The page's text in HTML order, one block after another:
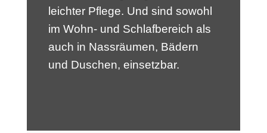
leichter Pflege. Und sind sowohl
im Wohn- und Schlafbereich als
auch in Nassräumen, Bädern
und Duschen, einsetzbar.